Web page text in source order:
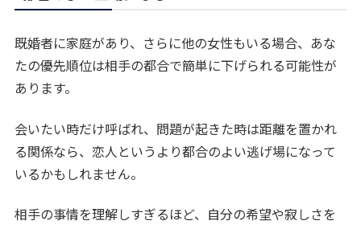
既婚者に家庭があり、さらに他の女性もいる場合、あな
たの優先順位は相手の都合で簡単に下げられる可能性が
あります。
会いたい時だけ呼ばれ、問題が起きた時は距離を置かれ
る関係なら、恋人というより都合のよい逃げ場になって
いるかもしれません。
相手の事情を理解しすぎるほど、自分の希望や寂しさを